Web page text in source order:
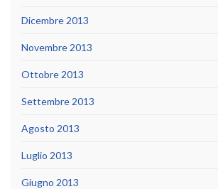
Dicembre 2013
Novembre 2013
Ottobre 2013
Settembre 2013
Agosto 2013
Luglio 2013
Giugno 2013